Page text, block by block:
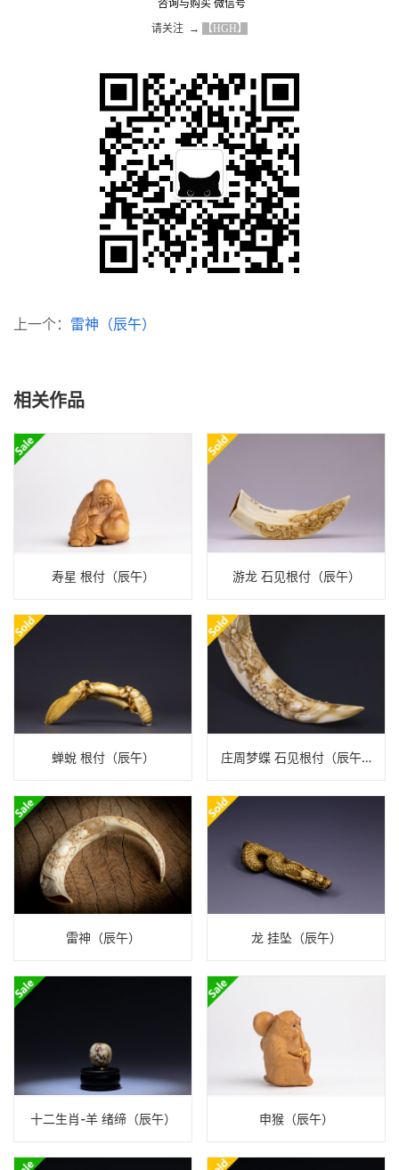
咨询与购买 微信号
请关注  → 【HGH】
上一个： 雷神（辰午）
相关作品
寿星 根付（辰午） 游龙 石见根付（辰午）
蝉蛻 根付（辰午） 庄周梦蝶 石见根付（辰午）
雷神（辰午） 龙 挂坠（辰午）
十二生肖-羊 绪缔（辰午） 申猴（辰午）